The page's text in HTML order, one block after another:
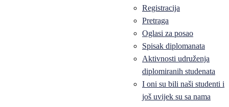
Registracija
Pretraga
Oglasi za posao
Spisak diplomanata
Aktivnosti udruženja
diplomiranih studenata
I oni su bili naši studenti i
još uvijek su sa nama